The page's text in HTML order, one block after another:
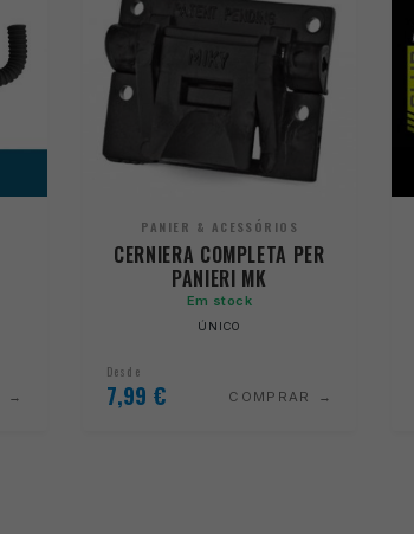
PANIER & ACESSÓRIOS
CERNIERA COMPLETA PER
PANIERI MK
Em stock
ÚNICO
Desde
7,99 € COMPRAR